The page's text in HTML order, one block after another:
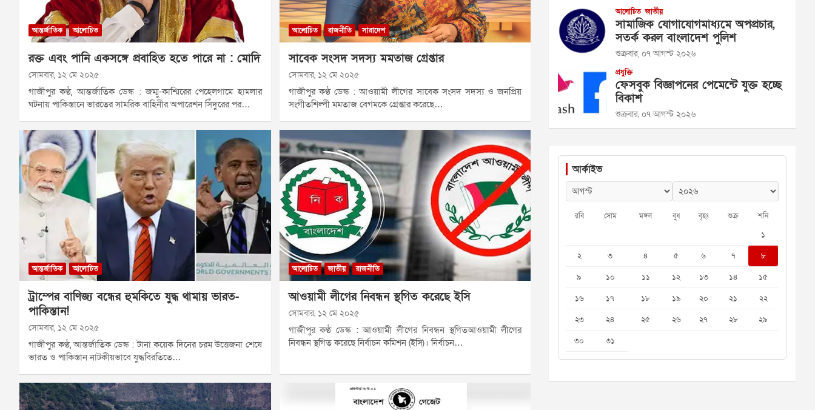
আন্তর্জাতিক আলোচিত
রক্ত এবং পানি একসঙ্গে প্রবাহিত হতে পারে না : মোদি
সোমবার, ১২ মে ২০২৫
গাজীপুর কণ্ঠ, আন্তর্জাতিক ডেস্ক : জম্মু-কাশ্মিরের পেহেলগামে হামলার
ঘটনায় পাকিস্তানে ভারতের সামরিক বাহিনীর অপারেশন সিঁদুরের পর…
আলোচিত রাজনীতি সারাদেশ
সাবেক সংসদ সদস্য মমতাজ গ্রেপ্তার
সোমবার, ১২ মে ২০২৫
গাজীপুর কণ্ঠ ডেস্ক : আওয়ামী লীগের সাবেক সংসদ সদস্য ও জনপ্রিয়
সংগীতশিল্পী মমতাজ বেগমকে গ্রেপ্তার করেছে…
আন্তর্জাতিক আলোচিত
ট্রাম্পের বাণিজ্য বন্ধের হুমকিতে যুদ্ধ থামায় ভারত-
পাকিস্তান!
সোমবার, ১২ মে ২০২৫
গাজীপুর কণ্ঠ, আন্তর্জাতিক ডেস্ক : টানা কয়েক দিনের চরম উত্তেজনা শেষে
ভারত ও পাকিস্তান নাটকীয়ভাবে যুদ্ধবিরতিতে…
আলোচিত জাতীয় রাজনীতি
আওয়ামী লীগের নিবন্ধন স্থগিত করেছে ইসি
সোমবার, ১২ মে ২০২৫
গাজীপুর কণ্ঠ ডেস্ক : আওয়ামী লীগের নিবন্ধন স্থগিতআওয়ামী লীগের
নিবন্ধন স্থগিত করেছে নির্বাচন কমিশন (ইসি)। নির্বাচন…
আলোচিত জাতীয়
সামাজিক যোগাযোগমাধ্যমে অপপ্রচার,
সতর্ক করল বাংলাদেশ পুলিশ
শুক্রবার, ০৭ আগস্ট ২০২৬
প্রযুক্তি
ফেসবুক বিজ্ঞাপনের পেমেন্টে যুক্ত হচ্ছে
বিকাশ
শুক্রবার, ০৭ আগস্ট ২০২৬
আর্কাইভ
রবি সোম মঙ্গল বুধ বৃহঃ শুক্র শনি
১
২
৩ ৪ ৫ ৬ ৭
৮
৯
১০ ১১ ১২ ১৩ ১৪
১৫
১৬
১৭ ১৮ ১৯ ২০ ২১
২২
২৩
২৪ ২৫ ২৬ ২৭ ২৮
২৯
৩০
৩১